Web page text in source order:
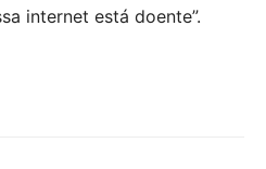
internet está doente”.